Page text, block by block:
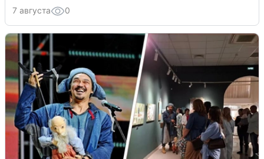
7 августа 0